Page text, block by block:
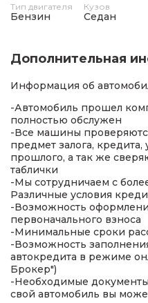
Тип двигателя
Бензин
Кузов
Седан
Дополнительная
Информация об
-Автомобиль прошел
полностью обслужен
-Все машины
предмет залога,
прошлого, а так же
таблички
-Мы сотрудничаем с
Различные условия
-Возможность
первоначального взноса
-Минимальные сроки
-Возможность
автокредита в режиме
Брокер")
-Необходимые
свой автомобиль вы